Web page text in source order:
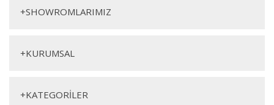
+SHOWROMLARIMIZ
+KURUMSAL
+KATEGORİLER